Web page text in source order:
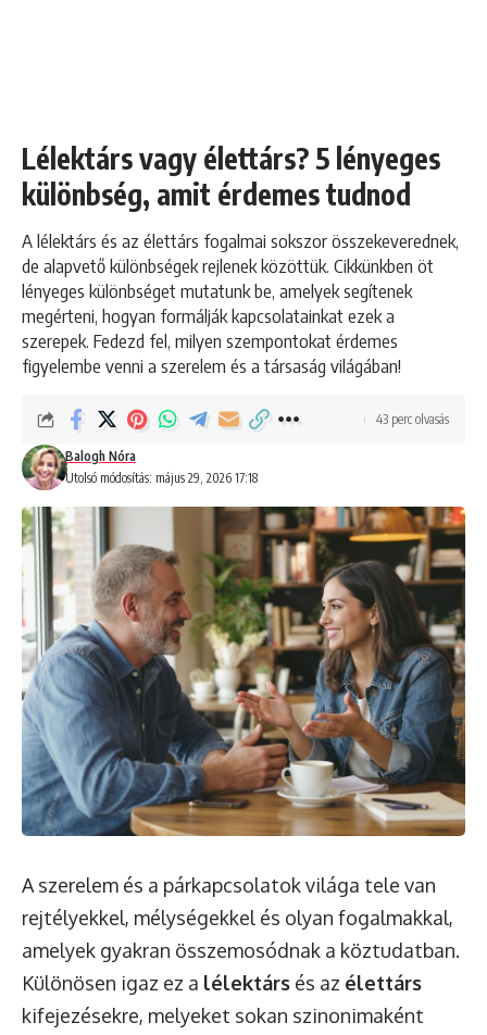
Lélektárs vagy élettárs? 5 lényeges
különbség, amit érdemes tudnod
A lélektárs és az élettárs fogalmai sokszor összekeverednek,
de alapvető különbségek rejlenek közöttük. Cikkünkben öt
lényeges különbséget mutatunk be, amelyek segítenek
megérteni, hogyan formálják kapcsolatainkat ezek a
szerepek. Fedezd fel, milyen szempontokat érdemes
figyelembe venni a szerelem és a társaság világában!
Utolsó módosítás: május 29, 2026 17:18
Balogh Nóra
43 perc olvasás
A szerelem és a párkapcsolatok világa tele van
rejtélyekkel, mélységekkel és olyan fogalmakkal,
amelyek gyakran összemosódnak a köztudatban.
Különösen igaz ez a lélektárs és az élettárs
kifejezésekre, melyeket sokan szinonimaként